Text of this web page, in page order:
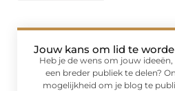
Jouw kans om lid te
Heb je de wens om jouw
een breder publiek te delen?
mogelijkheid om je blog te